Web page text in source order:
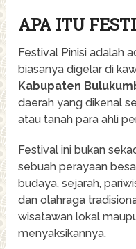
APA ITU
Festival Pinisi adalah
biasanya digelar di
Kabupaten
daerah yang dikenal
atau tanah para ahli
Festival ini bukan
sebuah perayaan
budaya, sejarah,
dan olahraga
wisatawan lokal
menyaksikannya.